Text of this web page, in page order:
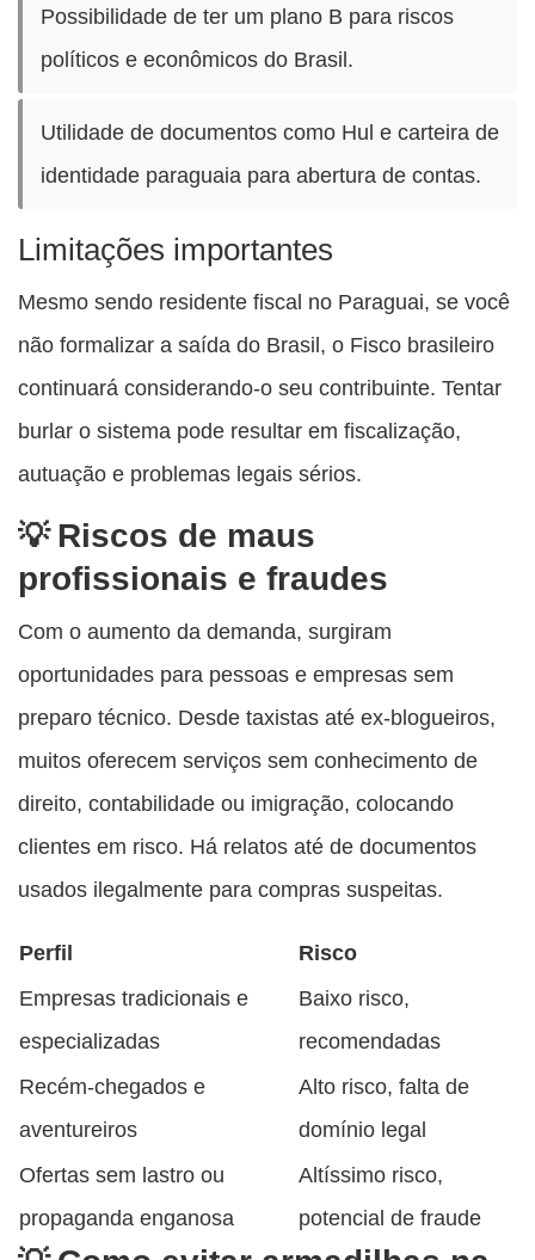
Possibilidade de ter um plano B para riscos
políticos e econômicos do Brasil.
Utilidade de documentos como Hul e carteira de
identidade paraguaia para abertura de contas.
Limitações importantes
Mesmo sendo residente fiscal no Paraguai, se você
não formalizar a saída do Brasil, o Fisco brasileiro
continuará considerando-o seu contribuinte. Tentar
burlar o sistema pode resultar em fiscalização,
autuação e problemas legais sérios.
Riscos de maus
profissionais e fraudes
Com o aumento da demanda, surgiram
oportunidades para pessoas e empresas sem
preparo técnico. Desde taxistas até ex-blogueiros,
muitos oferecem serviços sem conhecimento de
direito, contabilidade ou imigração, colocando
clientes em risco. Há relatos até de documentos
usados ilegalmente para compras suspeitas.
Perfil
Risco
Empresas tradicionais e
especializadas
Baixo risco,
recomendadas
Recém-chegados e
aventureiros
Alto risco, falta de
domínio legal
Ofertas sem lastro ou
propaganda enganosa
Altíssimo risco,
potencial de fraude